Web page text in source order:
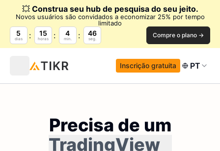
💥 Construa seu hub de pesquisa do seu jeito.
Novos usuários são convidados a economizar 25% por tempo
limitado
5
dias
15
horas
4
min.
45
seg. Compre o plano →
Inscrição gratuita PT
Precisa de um
TradingView